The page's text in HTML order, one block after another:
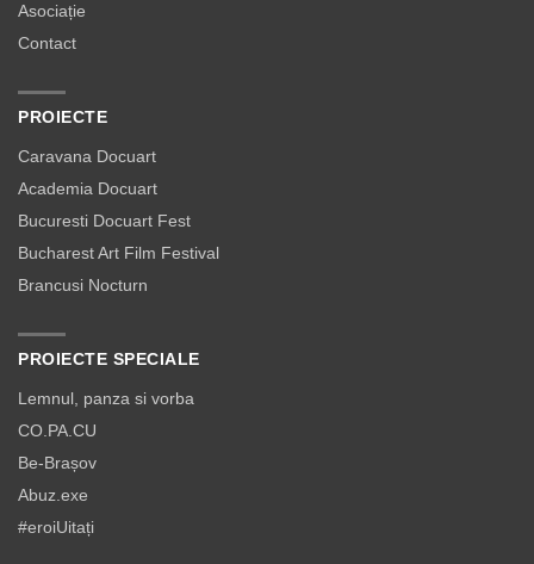
Asociație
Contact
PROIECTE
Caravana Docuart
Academia Docuart
Bucuresti Docuart Fest
Bucharest Art Film Festival
Brancusi Nocturn
PROIECTE SPECIALE
Lemnul, panza si vorba
CO.PA.CU
Be-Brașov
Abuz.exe
#eroiUitați